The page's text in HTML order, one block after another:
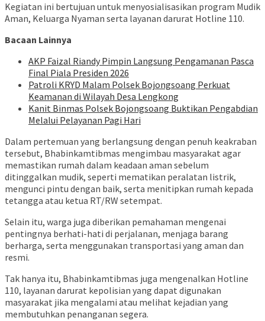
Kegiatan ini bertujuan untuk menyosialisasikan program Mudik
Aman, Keluarga Nyaman serta layanan darurat Hotline 110.
Bacaan Lainnya
AKP Faizal Riandy Pimpin Langsung Pengamanan Pasca
Final Piala Presiden 2026
Patroli KRYD Malam Polsek Bojongsoang Perkuat
Keamanan di Wilayah Desa Lengkong
Kanit Binmas Polsek Bojongsoang Buktikan Pengabdian
Melalui Pelayanan Pagi Hari
Dalam pertemuan yang berlangsung dengan penuh keakraban
tersebut, Bhabinkamtibmas mengimbau masyarakat agar
memastikan rumah dalam keadaan aman sebelum
ditinggalkan mudik, seperti mematikan peralatan listrik,
mengunci pintu dengan baik, serta menitipkan rumah kepada
tetangga atau ketua RT/RW setempat.
Selain itu, warga juga diberikan pemahaman mengenai
pentingnya berhati-hati di perjalanan, menjaga barang
berharga, serta menggunakan transportasi yang aman dan
resmi.
Tak hanya itu, Bhabinkamtibmas juga mengenalkan Hotline
110, layanan darurat kepolisian yang dapat digunakan
masyarakat jika mengalami atau melihat kejadian yang
membutuhkan penanganan segera.